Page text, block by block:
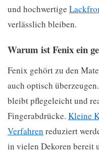
und hochwertige
verlässlich bleiben.
Warum ist Fenix ein
Fenix gehört zu den
auch optisch
bleibt pflegeleicht und
Fingerabdrücke. Kleine
Verfahren reduziert
in vielen Dekoren bereit